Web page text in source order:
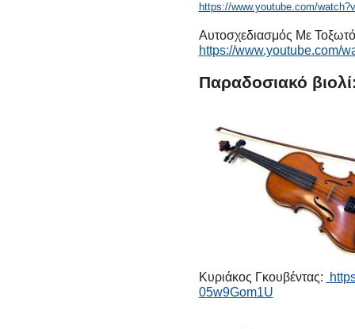
https://www.youtube.com/
Αυτοσχεδιασμός Με
https://www.youtube.com/
Παραδοσιακό
Κυριάκος Γκουβέντας:
05w9Gom1U